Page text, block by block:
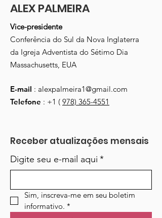
ALEX PALMEIRA
Vice-presidente
Conferência do Sul da Nova Inglaterra
da Igreja Adventista do Sétimo Dia
Massachusetts, EUA
E-mail : alexpalmeira1@gmail.com
Telefone : +1 ( 978) 365-4551
Receber atualizações mensais
Digite seu e-mail aqui *
Sim, inscreva-me em seu boletim
informativo. *